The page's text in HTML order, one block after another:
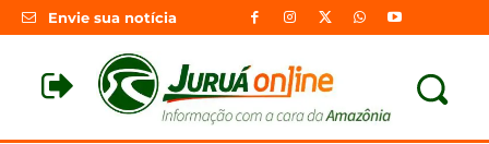
Envie sua notícia